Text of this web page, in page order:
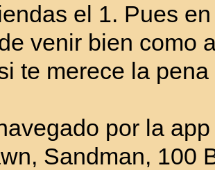
el 1. Pues
venir bien como
te merece la
por la
Sandman, 100